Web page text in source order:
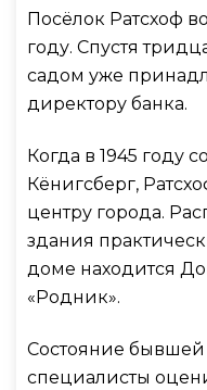
Посёлок Ратсхоф
году. Спустя
садом уже
директору банка.
Когда в 1945 году
Кёнигсберг,
центру города.
здания
доме находится
«Родник».
Состояние бывшей
специалисты